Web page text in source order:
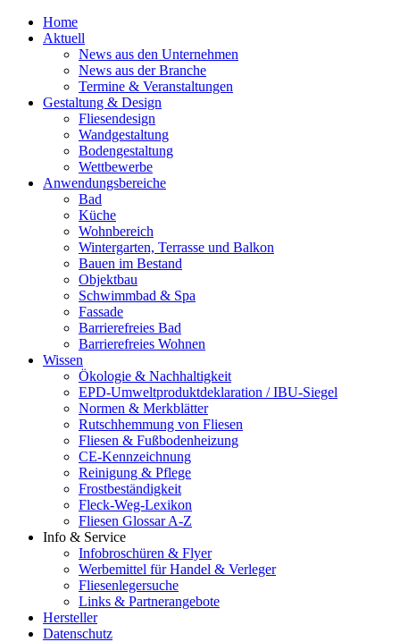
Home
Aktuell
News aus den Unternehmen
News aus der Branche
Termine & Veranstaltungen
Gestaltung & Design
Fliesendesign
Wandgestaltung
Bodengestaltung
Wettbewerbe
Anwendungsbereiche
Bad
Küche
Wohnbereich
Wintergarten, Terrasse und Balkon
Bauen im Bestand
Objektbau
Schwimmbad & Spa
Fassade
Barrierefreies Bad
Barrierefreies Wohnen
Wissen
Ökologie & Nachhaltigkeit
EPD-Umweltproduktdeklaration / IBU-Siegel
Normen & Merkblätter
Rutschhemmung von Fliesen
Fliesen & Fußbodenheizung
CE-Kennzeichnung
Reinigung & Pflege
Frostbeständigkeit
Fleck-Weg-Lexikon
Fliesen Glossar A-Z
Info & Service
Infobroschüren & Flyer
Werbemittel für Handel & Verleger
Fliesenlegersuche
Links & Partnerangebote
Hersteller
Datenschutz